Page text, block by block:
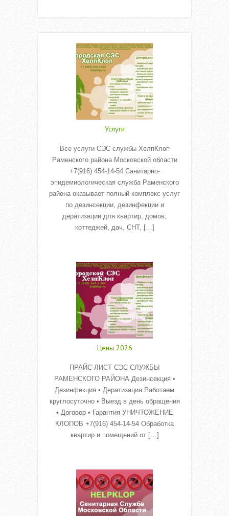
Услуги
Все услуги СЭС службы ХелпКлоп
Раменского района Московской области
+7(916) 454-14-54 Санитарно-
эпидемиологическая служба Раменского
района оказывает полный комплекс услуг
по дезинсекции, дезинфекции и
дератизации для квартир, домов,
коттеджей, дач, СНТ, […]
Цены 2026
ПРАЙС-ЛИСТ СЭС СЛУЖБЫ
РАМЕНСКОГО РАЙОНА Дезинсекция •
Дезинфекция • Дератизация Работаем
круглосуточно • Выезд в день обращения
• Договор • Гарантия УНИЧТОЖЕНИЕ
КЛОПОВ +7(916) 454-14-54 Обработка
квартир и помещений от […]